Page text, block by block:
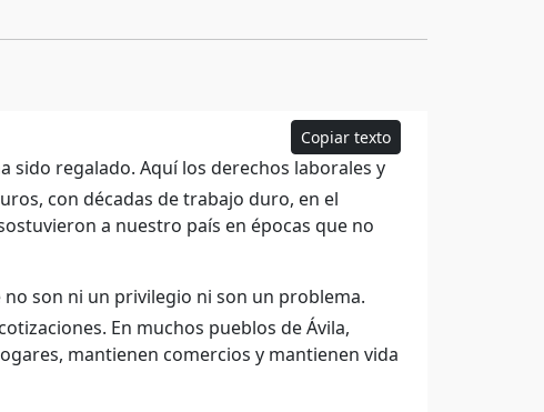
Copiar texto
sido regalado. Aquí los derechos laborales y
con décadas de trabajo duro, en el
a nuestro país en épocas que no
son ni un privilegio ni son un problema.
En muchos pueblos de Ávila,
mantienen comercios y mantienen vida